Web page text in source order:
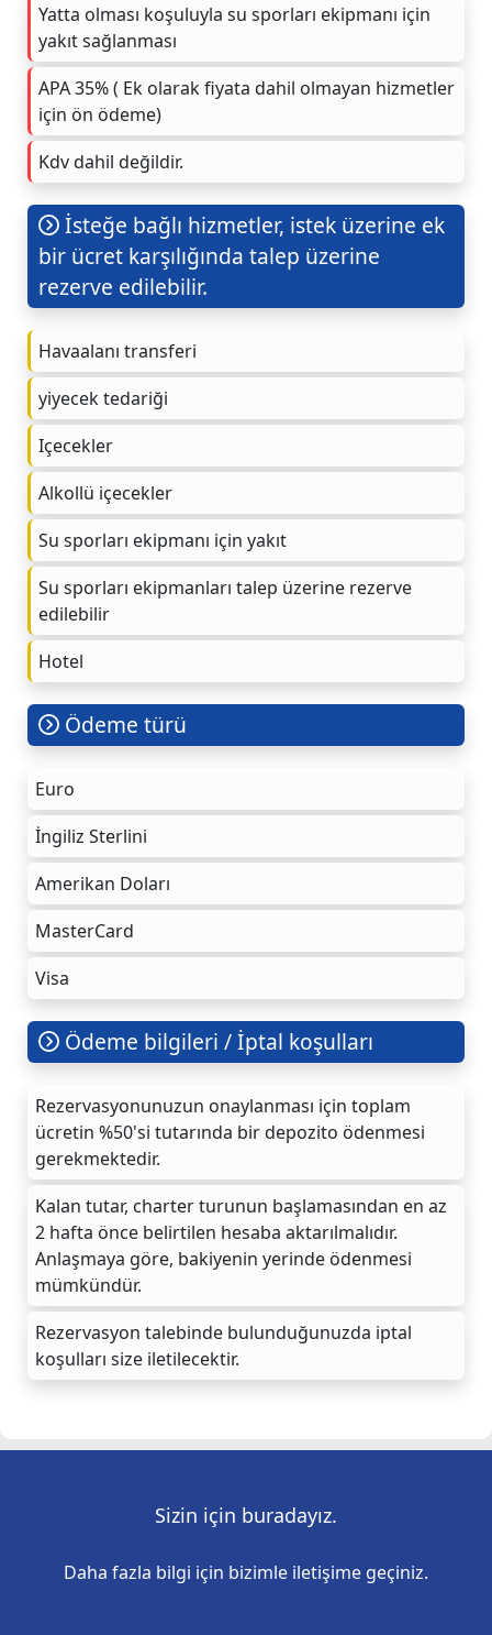
Yatta olması koşuluyla su sporları ekipmanı için
yakıt sağlanması
APA 35% ( Ek olarak fiyata dahil olmayan hizmetler
için ön ödeme)
Kdv dahil değildir.
İsteğe bağlı hizmetler, istek üzerine ek
bir ücret karşılığında talep üzerine
rezerve edilebilir.
Havaalanı transferi
yiyecek tedariği
Içecekler
Alkollü içecekler
Su sporları ekipmanı için yakıt
Su sporları ekipmanları talep üzerine rezerve
edilebilir
Hotel
Ödeme türü
Euro
İngiliz Sterlini
Amerikan Doları
MasterCard
Visa
Ödeme bilgileri / İptal koşulları
Rezervasyonunuzun onaylanması için toplam
ücretin %50'si tutarında bir depozito ödenmesi
gerekmektedir.
Kalan tutar, charter turunun başlamasından en az
2 hafta önce belirtilen hesaba aktarılmalıdır.
Anlaşmaya göre, bakiyenin yerinde ödenmesi
mümkündür.
Rezervasyon talebinde bulunduğunuzda iptal
koşulları size iletilecektir.
Sizin için buradayız.
Daha fazla bilgi için bizimle iletişime geçiniz.